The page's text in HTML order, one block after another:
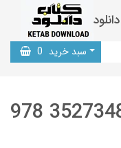
سبد خرید 0
978